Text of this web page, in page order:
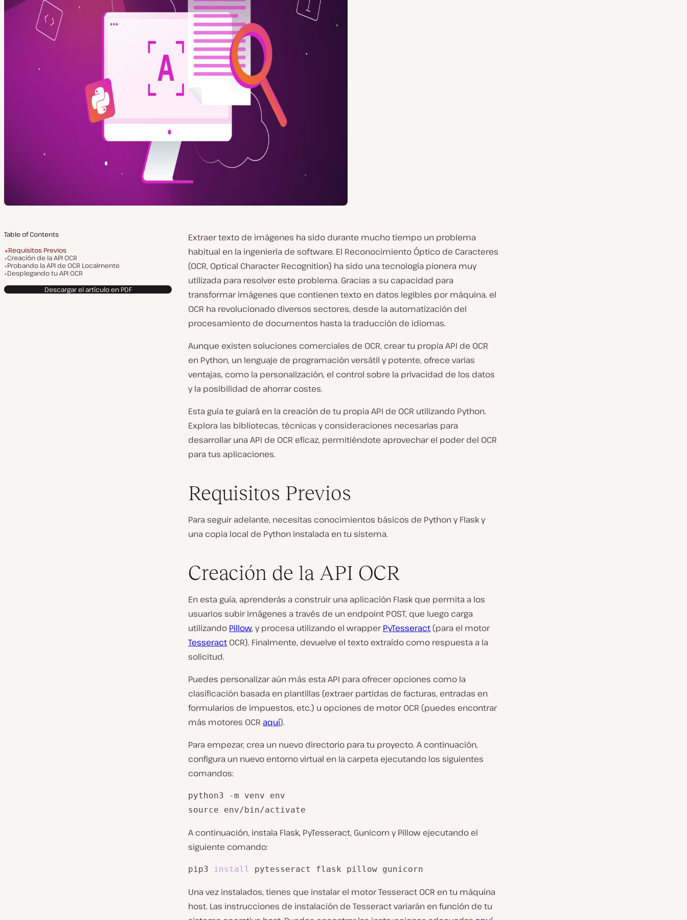
Table of Contents
Requisitos Previos
Creación de la API OCR
Probando la API de OCR Localmente
Desplegando tu API OCR
Descargar el artículo en PDF
Extraer texto de imágenes ha sido durante mucho tiempo un problema
habitual en la ingeniería de software. El Reconocimiento Óptico de Caracteres
(OCR, Optical Character Recognition) ha sido una tecnología pionera muy
utilizada para resolver este problema. Gracias a su capacidad para
transformar imágenes que contienen texto en datos legibles por máquina, el
OCR ha revolucionado diversos sectores, desde la automatización del
procesamiento de documentos hasta la traducción de idiomas.
Aunque existen soluciones comerciales de OCR, crear tu propia API de OCR
en Python, un lenguaje de programación versátil y potente, ofrece varias
ventajas, como la personalización, el control sobre la privacidad de los datos
y la posibilidad de ahorrar costes.
Esta guía te guiará en la creación de tu propia API de OCR utilizando Python.
Explora las bibliotecas, técnicas y consideraciones necesarias para
desarrollar una API de OCR eficaz, permitiéndote aprovechar el poder del OCR
para tus aplicaciones.
Requisitos Previos
Para seguir adelante, necesitas conocimientos básicos de Python y Flask y
una copia local de Python instalada en tu sistema.
Creación de la API OCR
En esta guía, aprenderás a construir una aplicación Flask que permita a los
usuarios subir imágenes a través de un endpoint POST, que luego carga
utilizando Pillow, y procesa utilizando el wrapperPyTesseract (para el motor
Tesseract OCR). Finalmente, devuelve el texto extraído como respuesta a la
solicitud.
Puedes personalizar aún más esta API para ofrecer opciones como la
clasificación basada en plantillas (extraer partidas de facturas, entradas en
formularios de impuestos, etc.) u opciones de motor OCR (puedes encontrar
más motores OCR aquí).
Para empezar, crea un nuevo directorio para tu proyecto. A continuación,
configura un nuevo entorno virtual en la carpeta ejecutando los siguientes
comandos:
python3 -m venv env
source env/bin/activate
A continuación, instala Flask, PyTesseract, Gunicorn y Pillow ejecutando el
siguiente comando:
pip3 install pytesseract flask pillow gunicorn
Una vez instalados, tienes que instalar el motor Tesseract OCR en tu máquina
host. Las instrucciones de instalación de Tesseract variarán en función de tu